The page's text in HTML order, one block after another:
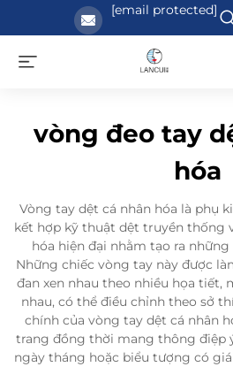
[email protected]
vòng đeo tay
hóa
Vòng tay dệt cá nhân hóa là phụ
kết hợp kỹ thuật dệt truyền thống
hóa hiện đại nhằm tạo ra
Những chiếc vòng tay này được
đan xen nhau theo nhiều họa tiết,
nhau, có thể điều chỉnh theo sở
chính của vòng tay dệt cá nhân
trang đồng thời mang thông điệp
ngày tháng hoặc biểu tượng có